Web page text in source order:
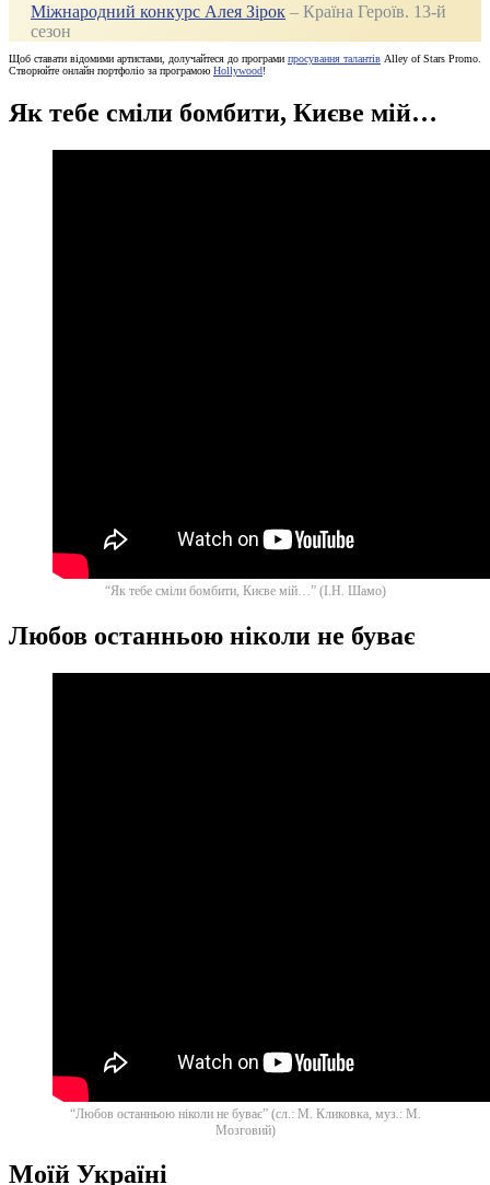
Міжнародний конкурс Алея Зірок – Країна Героїв. 13-й
сезон
Щоб ставати відомими артистами, долучайтеся до програми просування талантів Alley of Stars Promo.
Створюйте онлайн портфоліо за програмою Hollywood!
Як тебе сміли бомбити, Києве мій…
“Як тебе сміли бомбити, Києве мій…” (І.Н. Шамо)
Любов останньою ніколи не буває
“Любов останньою ніколи не буває” (сл.: М. Кликовка, муз.: М.
Мозговий)
Моїй Україні